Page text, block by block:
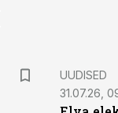
UUDISED
31.07.26,